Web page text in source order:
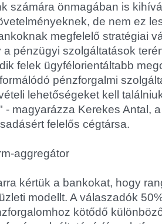
számára önmagában is
de nem ez
megfelelő stratégiai
a pénzügyi szolgáltatások
felek ügyfélorientáltabb
pénzforgalmi
lehetőségeket kell
- magyarázza Kerekes Antal,
felelős cégtársa.
aggregátor
kértük a bankokat, hogy
modellt. A válaszadók
kötődő